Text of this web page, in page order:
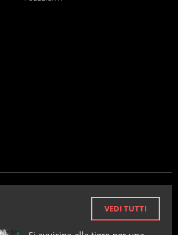
VEDI TUTTI